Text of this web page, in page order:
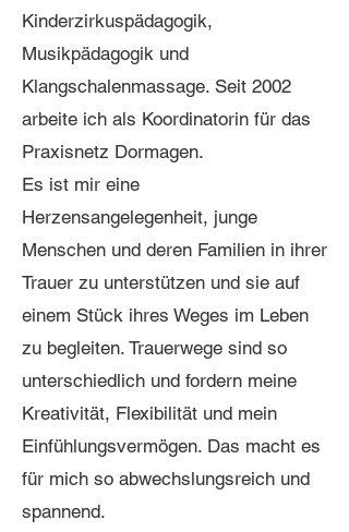
Kinderzirkuspädagogik,
Musikpädagogik und
Klangschalenmassage. Seit 2002
arbeite ich als Koordinatorin für das
Praxisnetz Dormagen.
Es ist mir eine
Herzensangelegenheit, junge
Menschen und deren Familien in ihrer
Trauer zu unterstützen und sie auf
einem Stück ihres Weges im Leben
zu begleiten. Trauerwege sind so
unterschiedlich und fordern meine
Kreativität, Flexibilität und mein
Einfühlungsvermögen. Das macht es
für mich so abwechslungsreich und
spannend.